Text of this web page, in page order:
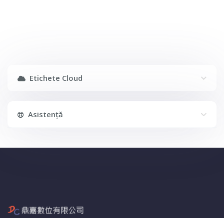
Etichete Cloud
Asistență